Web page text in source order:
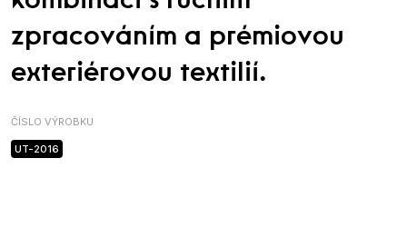
zpracováním a prémiovou
exteriérovou textilií.
ČÍSLO VÝROBKU
UT-2016